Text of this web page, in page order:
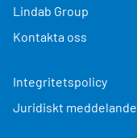
Lindab Group
Kontakta oss
Integritetspolicy
Juridiskt meddelande